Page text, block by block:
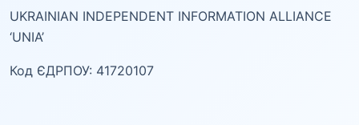
UKRAINIAN INDEPENDENT INFORMATION ALLIANCE
‘UNIA’
Код ЄДРПОУ: 41720107